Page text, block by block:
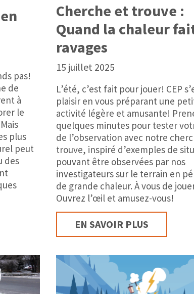
pas!
de
à
le
plus
peut
des
Cherche et trouve :
Quand la chaleur
ravages
15 juillet 2025
L’été, c’est fait pour jouer! CEP
plaisir en vous préparant une
activité légère et amusante!
quelques minutes pour tester
de l’observation avec notre
trouve, inspiré d’exemples de
pouvant être observées par nos
investigateurs sur le terrain en
de grande chaleur. À vous de
Ouvrez l’œil et amusez-vous!
EN SAVOIR PLUS